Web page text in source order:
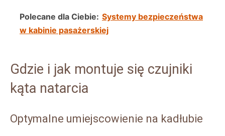
Polecane dla Ciebie: Systemy bezpieczeństwa
w kabinie pasażerskiej
Gdzie i jak montuje się czujniki
kąta natarcia
Optymalne umiejscowienie na kadłubie